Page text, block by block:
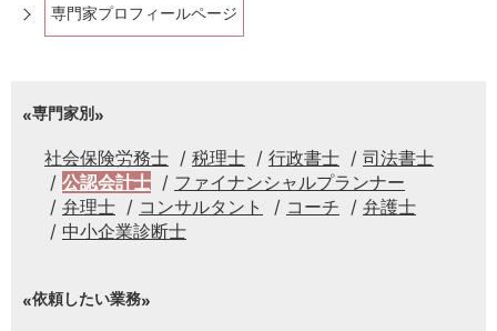
専門家プロフィールページ
専門家別
社会保険労務士 税理士 行政書士
司法書士
公認会計士
ファイナンシャルプランナー
弁理士
コンサルタント コーチ
弁護士
中小企業診断士
依頼したい業務